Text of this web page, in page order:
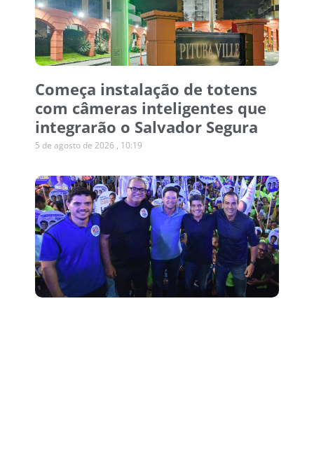
Começa instalação de totens
com câmeras inteligentes que
integrarão o Salvador Segura
5 de agosto de 2026 10:19